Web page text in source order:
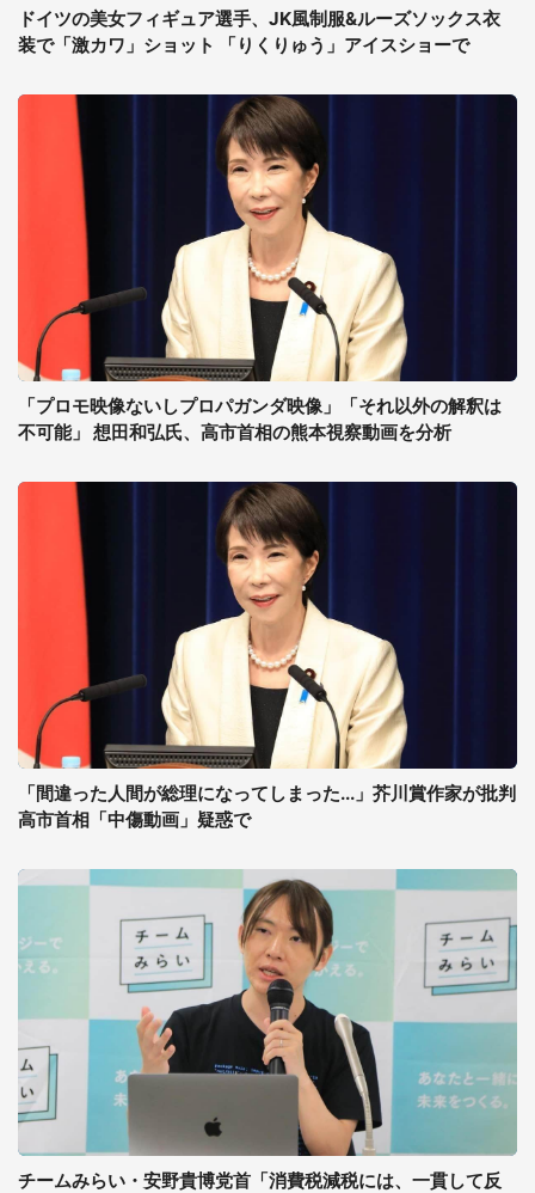
ドイツの美女フィギュア選手、JK風制服&ルーズソックス衣
装で「激カワ」ショット 「りくりゅう」アイスショーで
「プロモ映像ないしプロパガンダ映像」「それ以外の解釈は
不可能」 想田和弘氏、高市首相の熊本視察動画を分析
「間違った人間が総理になってしまった...」芥川賞作家が批判
高市首相「中傷動画」疑惑で
チームみらい・安野貴博党首「消費税減税には、一貫して反